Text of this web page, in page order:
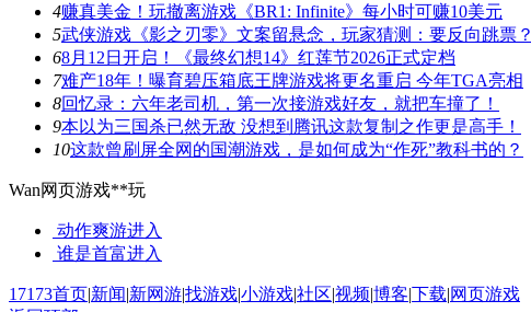
4赚真美金！玩撤离游戏《BR1: Infinite》每小时可赚10美元
5武侠游戏《影之刃零》文案留悬念，玩家猜测：要反向跳票？
68月12日开启！《最终幻想14》红莲节2026正式定档
7难产18年！曝育碧压箱底王牌游戏将更名重启 今年TGA亮相
8回忆录：六年老司机，第一次接游戏好友，就把车撞了！
9本以为三国杀已然无敌 没想到腾讯这款复制之作更是高手！
10这款曾刷屏全网的国潮游戏，是如何成为“作死”教科书的？
Wan网页游戏**玩
动作爽游进入
谁是首富进入
17173首页|新闻|新网游|找游戏|小游戏|社区|视频|博客|下载|网页游戏